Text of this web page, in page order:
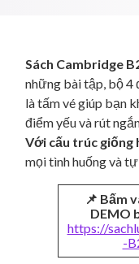
Sách Cambridge
những bài tập, bộ 4
là tấm vé giúp bạn
điểm yếu và rút
Với cấu trúc giống
mọi tình huống và
📌 Bấm
DEMO
https://
-